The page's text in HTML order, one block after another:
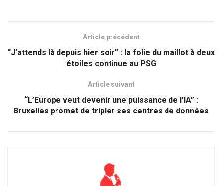
Article précédent
“J’attends là depuis hier soir” : la folie du maillot à deux
étoiles continue au PSG
Article suivant
“L’Europe veut devenir une puissance de l’IA” :
Bruxelles promet de tripler ses centres de données